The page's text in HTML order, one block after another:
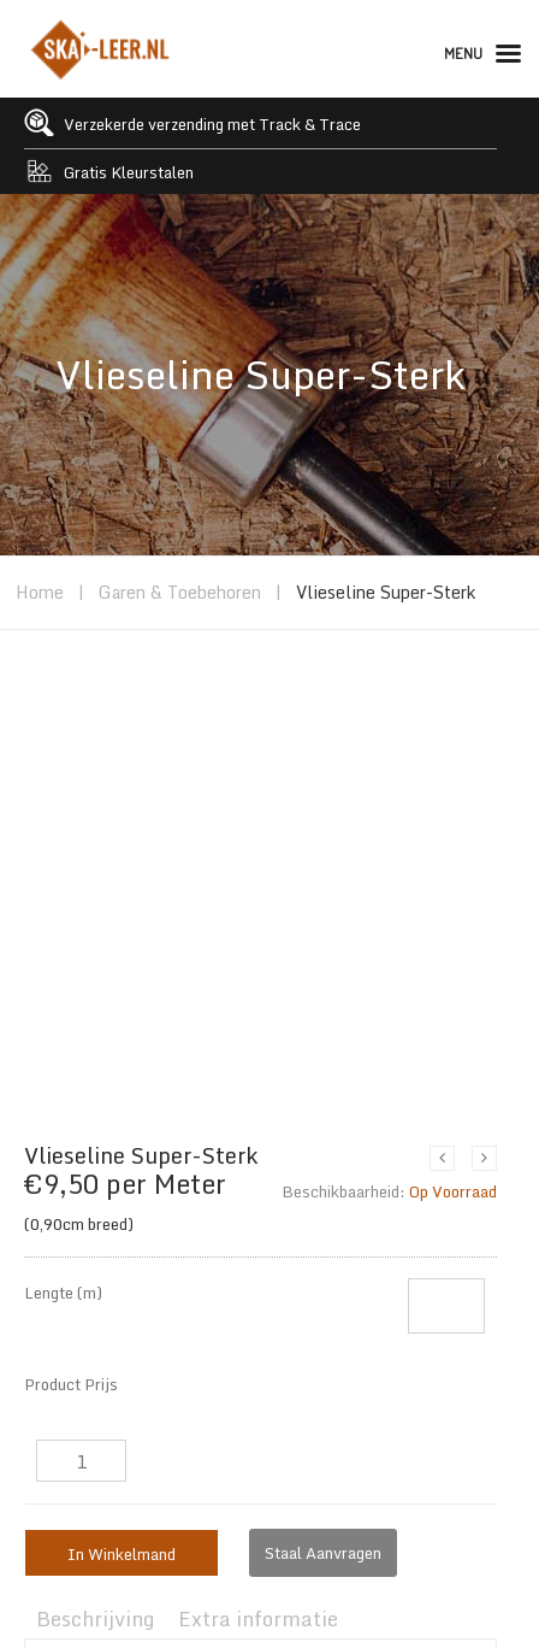
Verzekerde verzending met Track & Trace
Gratis Kleurstalen
Vlieseline Super-Sterk
Home | Garen & Toebehoren | Vlieseline Super-Sterk
Vlieseline Super-Sterk
€9,50 per Meter
(0,90cm breed)
Beschikbaarheid: Op Voorraad
Lengte (m)
Product Prijs
In Winkelmand Staal Aanvragen
Beschrijving Extra informatie
MENU